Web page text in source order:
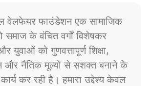
वेलफेयर फाउंडेशन एक सामाजिक
समाज के वंचित वर्गों विशेषकर
युवाओं को गुणवत्तापूर्ण शिक्षा,
और नैतिक मूल्यों से सशक्त बनाने के
कर रही है। हमारा उद्देश्य केवल